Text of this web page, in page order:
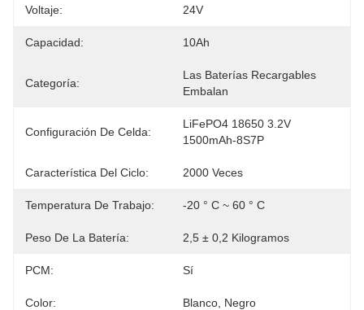
Voltaje: 24V
Capacidad: 10Ah
Categoría:
Las Baterías Recargables
Embalan
Configuración De Celda:
LiFePO4 18650 3.2V
1500mAh-8S7P
Característica Del Ciclo: 2000 Veces
Temperatura De Trabajo: -20 ° C ~ 60 ° C
Peso De La Batería: 2,5 ± 0,2 Kilogramos
PCM: Sí
Color: Blanco, Negro